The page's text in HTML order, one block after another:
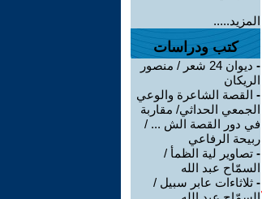
المزيد.....
كتب ودراسات
-
ديوان 24 شعر / منصور
الريكان
- القصة الشاعرة والوعي
الجمعي الحداثي/ مقاربة
في دور القصة الش ... /
ربيحة الرفاعي
- تصاوير لية الظمأ /
السمّاح عبد الله
- ثلاثاءات عابر سبيل /